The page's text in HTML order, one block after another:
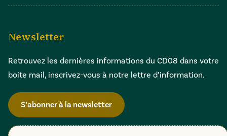
Newsletter
Retrouvez les dernières informations du CD08 dans votre
boite mail, inscrivez-vous à notre lettre d’information.
S’abonner à la newsletter